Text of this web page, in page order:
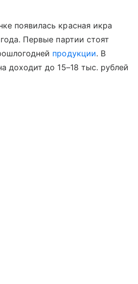
появилась красная икра
Первые партии стоят
продукции. В
доходит до 15–18 тыс. рублей